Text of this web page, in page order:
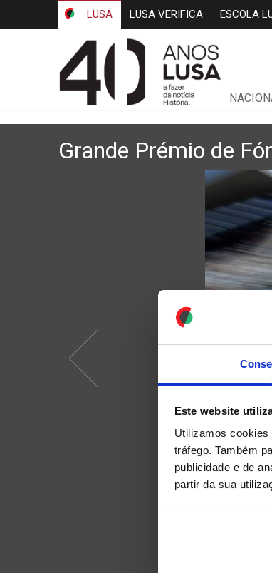
Este website
Utilizamos
tráfego. Também
publicidade e de
partir da sua
LUSA LUSA VERIFICA ESCOLA
Grande Prémio de